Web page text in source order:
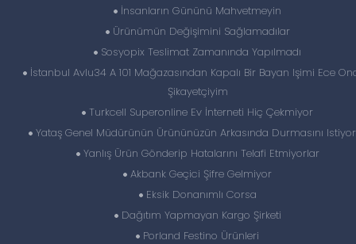
İnsanların Gününü Mahvetmeyin
Ürünümün Değişimini Sağlamadılar
Sosyopix Teslimat Zamanında Yapılmadı
İstanbul Avlu34 A 101 Mağazasından Kapalı Bir Bayan Işimi Ece
Şikayetçiyim
Turkcell Superonline Ev İnterneti Hiç Çekmiyor
Yataş Genel Müdürünün Ürününüzün Arkasında Durmasını
Yanlış Ürün Gönderip Hatalarını Telafi Etmiyorlar
Akbank Geçici Şifre Gelmiyor
Eksik Donanımlı Corsa
Dağıtım Yapmayan Kargo Şirketi
Porland Festino Ürünleri